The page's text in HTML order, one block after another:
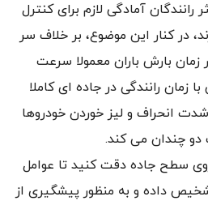
آمادگی لازم برای کنترل
در کنار این موضوع، بر خلاف سر
زمان بارش باران معمولا سرعت
زمان رانندگی در جاده ای کاملا
انحراف و لیز خوردن خودروها
دو چندان می کند.
سطح جاده دقت کنید تا عوامل
داده و به منظور پیشگیری از